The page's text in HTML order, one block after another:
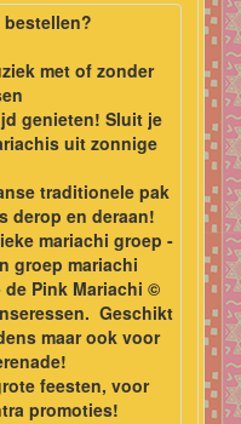
met of zonder
genieten! Sluit je
uit zonnige
traditionele pak
derop en deraan!
mariachi groep -
groep mariachi
Pink Mariachi ©
Geschikt
maar ook voor
feesten, voor
promoties!